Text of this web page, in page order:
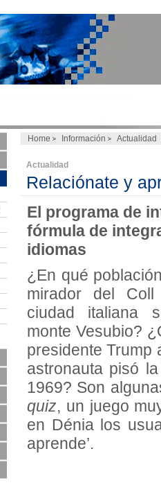
Home Información Actualidad
Actualidad
Relaciónate y
El programa de
fórmula de
idiomas
¿En qué
mirador del
ciudad italiana
monte Vesubio?
presidente Trump
astronauta pisó
1969? Son
quiz, un juego
en Dénia los
aprende’.